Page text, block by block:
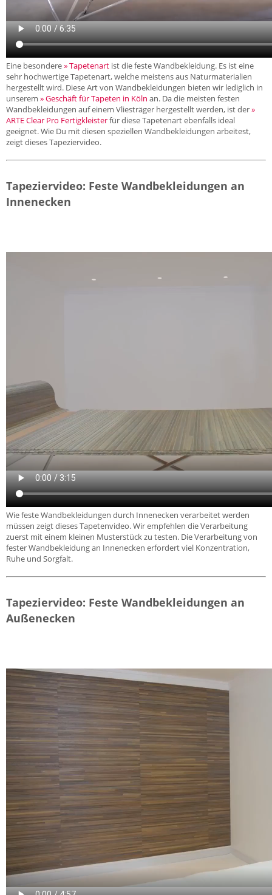
Eine besondere» Tapetenart ist die feste Wandbekleidung. Es ist eine
sehr hochwertige Tapetenart, welche meistens aus Naturmaterialien
hergestellt wird. Diese Art von Wandbekleidungen bieten wir lediglich in
unserem » Geschäft für Tapeten in Köln an. Da die meisten festen
Wandbekleidungen auf einem Vliesträger hergestellt werden, ist der»
ARTE Clear Pro Fertigkleisterfür diese Tapetenart ebenfalls ideal
geeignet. Wie Du mit diesen speziellen Wandbekleidungen arbeitest,
zeigt dieses Tapeziervideo.
Tapeziervideo: Feste Wandbekleidungen an
Innenecken
Wie feste Wandbekleidungen durch Innenecken verarbeitet werden
müssen zeigt dieses Tapetenvideo. Wir empfehlen die Verarbeitung
zuerst mit einem kleinen Musterstück zu testen. Die Verarbeitung von
fester Wandbekleidung an Innenecken erfordert viel Konzentration,
Ruhe und Sorgfalt.
Tapeziervideo: Feste Wandbekleidungen an
Außenecken